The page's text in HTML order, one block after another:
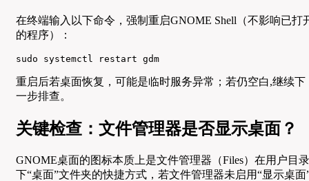
在终端输入以下命令，强制重启GNOME Shell（不影响已打
的程序）：
sudo systemctl restart gdm
重启后若桌面恢复，可能是临时服务异常；若仍空白,继续下
一步排查。
关键检查：文件管理器是否显示桌面？
GNOME桌面的图标本质上是文件管理器（Files）在用户目录
下“桌面”文件夹的快捷方式，若文件管理器未启用“显示桌面